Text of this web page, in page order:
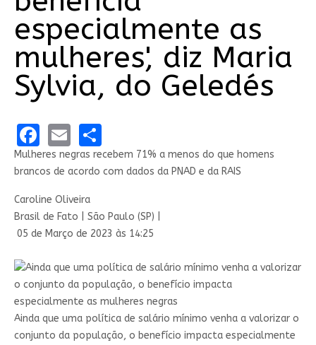
especialmente as
mulheres', diz Maria
Sylvia, do Geledés
Facebook
EmailShare
Mulheres negras recebem 71% a menos do que homens
brancos de acordo com dados da PNAD e da RAIS
Caroline Oliveira
Brasil de Fato | São Paulo (SP) |
05 de Março de 2023 às 14:25
Ainda que uma política de salário mínimo venha a valorizar o
conjunto da população, o benefício impacta especialmente